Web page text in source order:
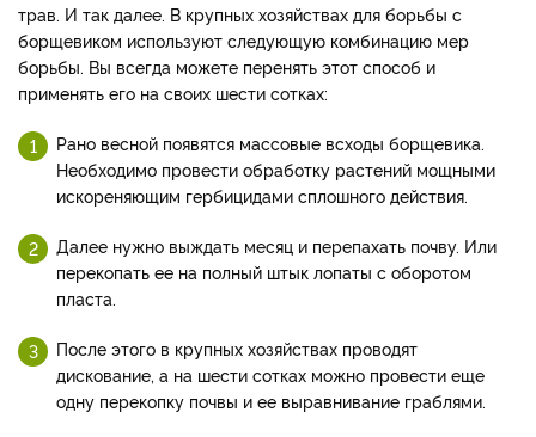
трав. И так далее. В крупных хозяйствах для борьбы с
борщевиком используют следующую комбинацию мер
борьбы. Вы всегда можете перенять этот способ и
применять его на своих шести сотках:
Рано весной появятся массовые всходы борщевика.
Необходимо провести обработку растений мощными
искореняющим гербицидами сплошного действия.
Далее нужно выждать месяц и перепахать почву. Или
перекопать ее на полный штык лопаты с оборотом
пласта.
После этого в крупных хозяйствах проводят
дискование, а на шести сотках можно провести еще
одну перекопку почвы и ее выравнивание граблями.